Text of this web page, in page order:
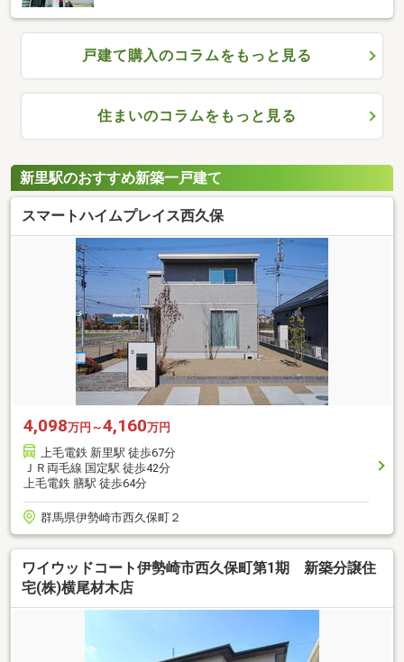
戸建て購入のコラムをもっと見る
住まいのコラムをもっと見る
新里駅のおすすめ新築一戸建て
スマートハイムプレイス西久保
4,098万円～4,160万円
上毛電鉄 新里駅 徒歩67分
ＪＲ両毛線 国定駅 徒歩42分
上毛電鉄 膳駅 徒歩64分
群馬県伊勢崎市西久保町２
ワイウッドコート伊勢崎市西久保町第1期 新築分譲住
宅(株)横尾材木店